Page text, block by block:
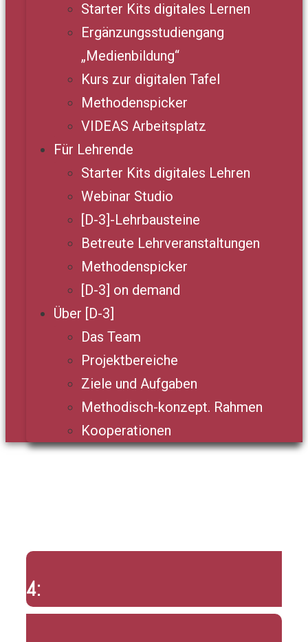
Starter Kits digitales Lernen
Ergänzungsstudiengang
„Medienbildung“
Kurs zur digitalen Tafel
Methodenspicker
VIDEAS Arbeitsplatz
Für Lehrende
Starter Kits digitales Lehren
Webinar Studio
[D-3]-Lehrbausteine
Betreute Lehrveranstaltungen
Methodenspicker
[D-3] on demand
Über [D-3]
Das Team
Projektbereiche
Ziele und Aufgaben
Methodisch-konzept. Rahmen
Kooperationen
4: